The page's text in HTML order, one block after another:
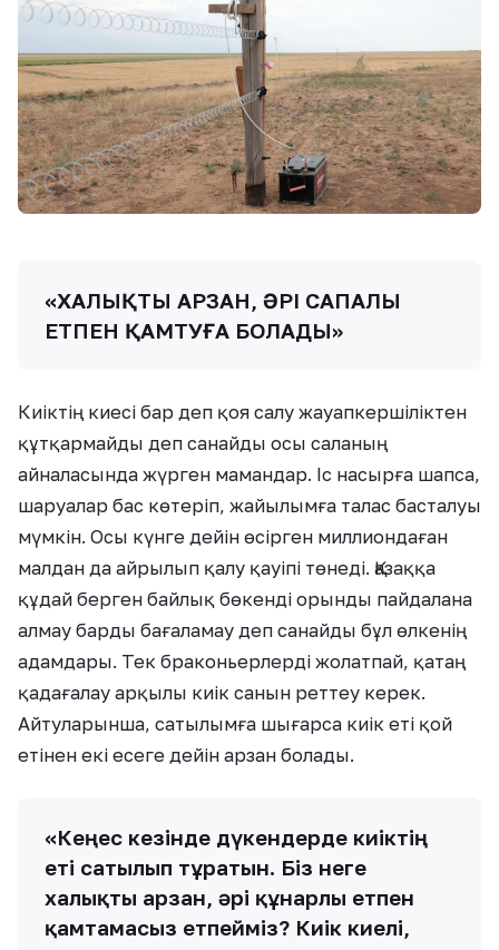
«ХАЛЫҚТЫ АРЗАН, ӘРІ САПАЛЫ
ЕТПЕН ҚАМТУҒА БОЛАДЫ»
Киіктің киесі бар деп қоя салу жауапкершіліктен
құтқармайды деп санайды осы саланың
айналасында жүрген мамандар. Іс насырға шапса,
шаруалар бас көтеріп, жайылымға талас басталуы
мүмкін. Осы күнге дейін өсірген миллиондаған
малдан да айрылып қалу қауіпі төнеді. Қазаққа
құдай берген байлық бөкенді орынды пайдалана
алмау барды бағаламау деп санайды бұл өлкенің
адамдары. Тек браконьерлерді жолатпай, қатаң
қадағалау арқылы киік санын реттеу керек.
Айтуларынша, сатылымға шығарса киік еті қой
етінен екі есеге дейін арзан болады.
«Кеңес кезінде дүкендерде киіктің
еті сатылып тұратын. Біз неге
халықты арзан, әрі құнарлы етпен
қамтамасыз етпейміз? Киік киелі,